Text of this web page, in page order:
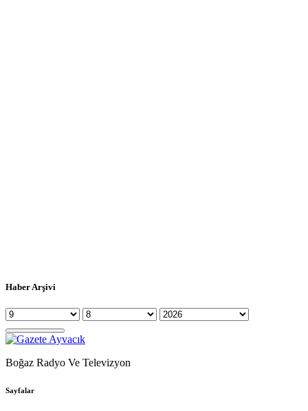
Haber Arşivi
Boğaz Radyo Ve Televizyon
Sayfalar